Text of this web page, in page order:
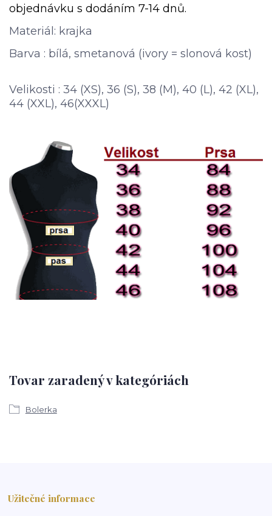
objednávku s dodáním 7-14 dnů.
Materiál: krajka
Barva : bílá, smetanová (ivory = slonová kost)
Velikosti : 34 (XS), 36 (S), 38 (M), 40 (L), 42 (XL),
44 (XXL), 46(XXXL)
Tovar zaradený v kategóriách
Bolerka
Užitečné informace